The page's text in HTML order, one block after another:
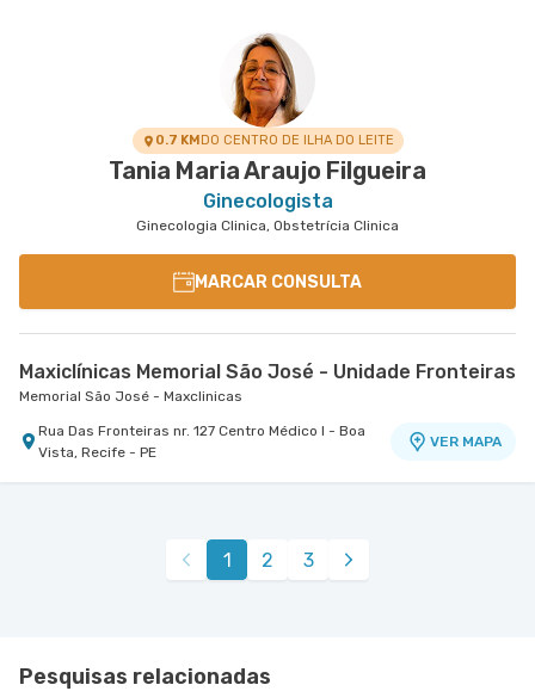
0.7 KMDO CENTRO DE ILHA DO LEITE
Tania Maria Araujo Filgueira
Ginecologista
Ginecologia Clinica, Obstetrícia Clinica
MARCAR CONSULTA
Maxiclínicas Memorial São José - Unidade Fronteiras
Memorial São José - Maxclinicas
Rua Das Fronteiras nr. 127 Centro Médico I - Boa
Vista, Recife - PE
VER MAPA
1 2 3
Pesquisas relacionadas